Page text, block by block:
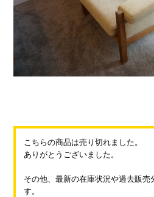
こちらの商品は売り切れました。
ありがとうございました。
その他、最新の在庫状況や過去販売
す。